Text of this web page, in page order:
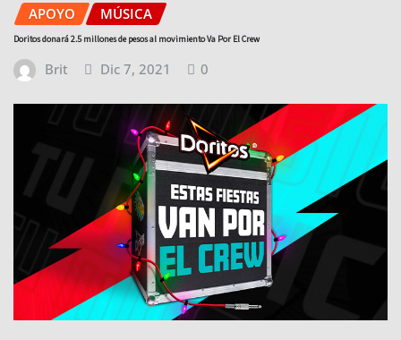
APOYO MÚSICA
Doritos donará 2.5 millones de pesos al movimiento Va Por El Crew
Brit Dic 7, 2021 0